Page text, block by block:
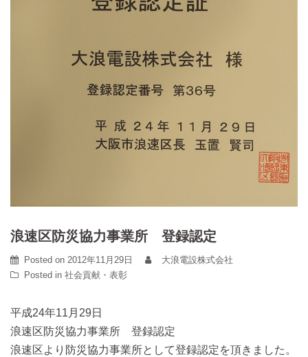
浪速区防災協力事業所 登録認定
Posted on 2012年11月29日
大浪電設株式会社
Posted in 社会貢献・表彰
平成24年11月29日
浪速区防災協力事業所 登録認定
浪速区より防災協力事業所として登録認定を頂きました。